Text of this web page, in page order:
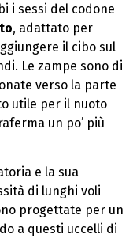
i sessi del codone
, adattato per
il cibo sul
Le zampe sono di
verso la parte
utile per il nuoto
un po’ più
e la sua
di lunghi voli
progettate per un
a questi uccelli di